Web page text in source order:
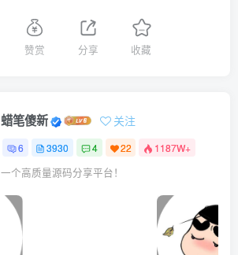
赞赏 分享 收藏
蜡笔傻新 关注
6 3930 4 22 1187W+
一个高质量源码分享平台！